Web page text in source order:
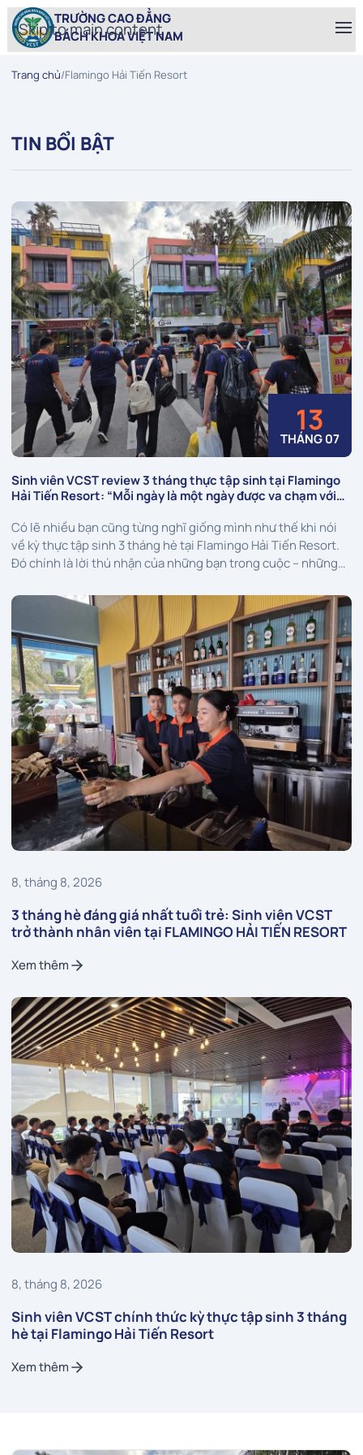
Skip to main content
TRƯỜNG CAO ĐẲNG
BÁCH KHOA VIỆT NAM
Trang chủ/Flamingo Hải Tiến Resort
TIN BỔI BẬT
13
THÁNG 07
Sinh viên VCST review 3 tháng thực tập sinh tại Flamingo
Hải Tiến Resort: “Mỗi ngày là một ngày được va chạm với
Có lẽ nhiều bạn cũng từng nghĩ giống mình như thế khi nói
về kỳ thực tập sinh 3 tháng hè tại Flamingo Hải Tiến Resort.
Đó chính là lời thú nhận của những bạn trong cuộc – những
8, tháng 8, 2026
3 tháng hè đáng giá nhất tuổi trẻ: Sinh viên VCST
trở thành nhân viên tại FLAMINGO HẢI TIẾN RESORT
Xem thêm
8, tháng 8, 2026
Sinh viên VCST chính thức kỳ thực tập sinh 3 tháng
hè tại Flamingo Hải Tiến Resort
Xem thêm